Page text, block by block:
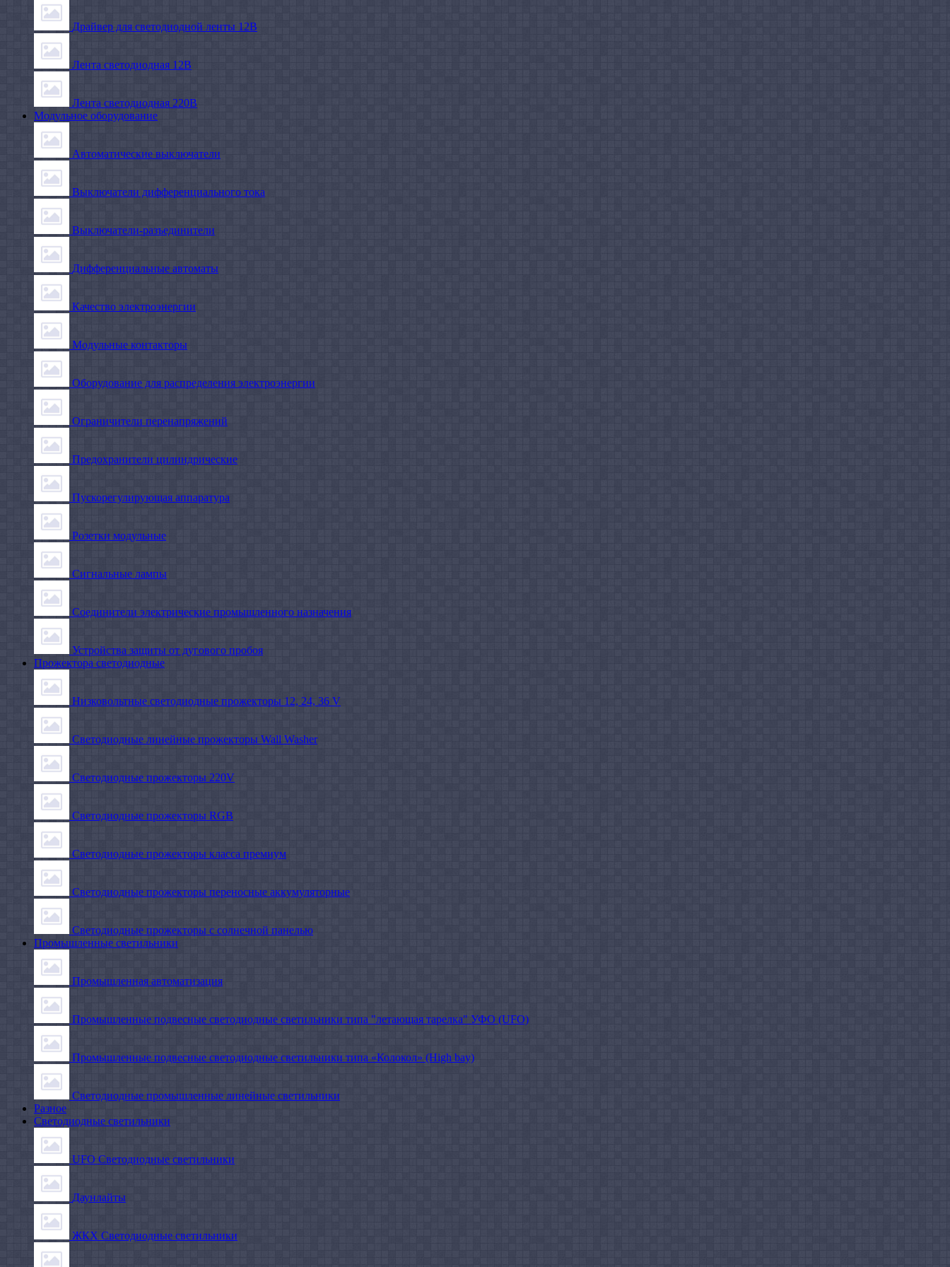
Драйвер для светодиодной ленты 12В
Лента светодиодная 12В
Лента светодиодная 220В
Модульное оборудование
Автоматические выключатели
Выключатели дифференциального тока
Выключатели-разъединители
Дифференциальные автоматы
Качество электроэнергии
Модульные контакторы
Оборудование для распределения электроэнергии
Ограничители перенапряжений
Предохранители цилиндрические
Пускорегулирующая аппаратура
Розетки модульные
Сигнальные лампы
Соединители электрические промышленного назначения
Устройства защиты от дугового пробоя
Прожектора светодиодные
Низковольтные светодиодные прожекторы 12, 24, 36 V
Светодиодные линейные прожекторы Wall Washer
Светодиодные прожекторы 220V
Светодиодные прожекторы RGB
Светодиодные прожекторы класса премиум
Светодиодные прожекторы переносные аккумуляторные
Светодиодные прожекторы с солнечной панелью
Промышленные светильники
Промышленная автоматизация
Промышленные подвесные cветодиодные светильники типа "летающая тарелка" УФО (UFO)
Промышленные подвесные cветодиодные светильники типа «Колокол» (High bay)
Светодиодные промышленные линейные светильники
Разное
Светодиодные светильники
UFO Светодиодные светильники
Даунлайты
ЖКХ Светодиодные светильники